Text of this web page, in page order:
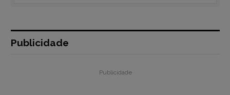
Publicidade
Publicidade